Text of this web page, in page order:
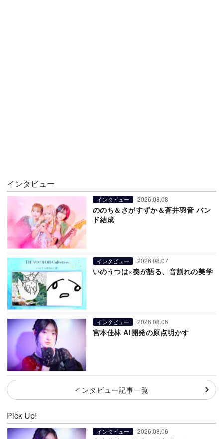
インタビュー
インタビュー 2026.08.08
ののち＆さがすずか＆蒼井羽音 バン
ド結成
インタビュー 2026.08.07
いのうつは×奏が語る、音割れの美学
インタビュー 2026.08.06
宮本佳林 AI開発の原点明かす
インタビュー記事一覧
Pick Up!
インタビュー 2026.08.06